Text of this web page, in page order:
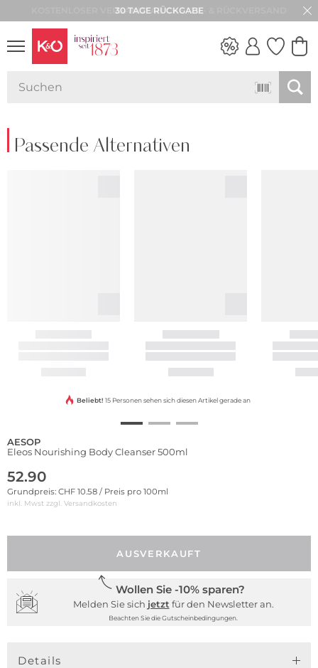
30 TAGE RÜCKGABE
Passende Alternativen
Beliebt! 15 Personen sehen sich diesen Artikel gerade an
AESOP
Eleos Nourishing Body Cleanser 500ml
52.90
Grundpreis: CHF 10.58 / Preis pro 100ml
inkl. Mwst zzgl. Versandkosten
AUSVERKAUFT
Wollen Sie -10% sparen?
Melden Sie sich jetzt für den Newsletter an.
Beachten Sie die Gutscheinbedingungen.
Details